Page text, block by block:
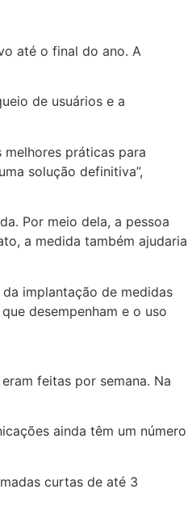
até o final do ano. A
de usuários e a
melhores práticas para
solução definitiva”,
Por meio dela, a pessoa
a medida também ajudaria
implantação de medidas
desempenham e o uso
feitas por semana. Na
ainda têm um número
curtas de até 3